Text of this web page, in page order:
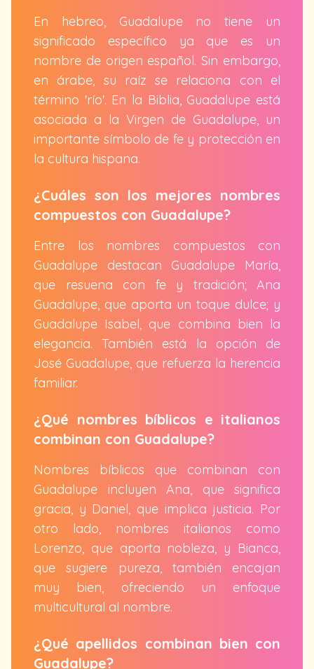
En hebreo, Guadalupe no tiene un
significado específico ya que es un
nombre de origen español. Sin embargo,
en árabe, su raíz se relaciona con el
término 'río'. En la Biblia, Guadalupe está
asociada a la Virgen de Guadalupe, un
importante símbolo de fe y protección en
la cultura hispana.
¿Cuáles son los mejores nombres
compuestos con Guadalupe?
Entre los nombres compuestos con
Guadalupe destacan Guadalupe María,
que resuena con fe y tradición; Ana
Guadalupe, que aporta un toque dulce; y
Guadalupe Isabel, que combina bien la
elegancia. También está la opción de
José Guadalupe, que refuerza la herencia
familiar.
¿Qué nombres bíblicos e italianos
combinan con Guadalupe?
Nombres bíblicos que combinan con
Guadalupe incluyen Ana, que significa
gracia, y Daniel, que implica justicia. Por
otro lado, nombres italianos como
Lorenzo, que aporta nobleza, y Bianca,
que sugiere pureza, también encajan
muy bien, ofreciendo un enfoque
multicultural al nombre.
¿Qué apellidos combinan bien con
Guadalupe?